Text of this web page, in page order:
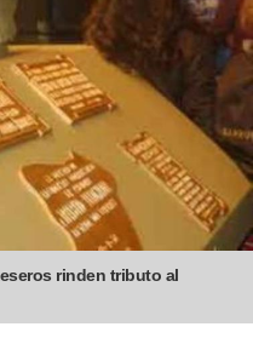
rinden tributo al